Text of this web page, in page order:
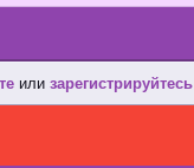
или зарегистрируйтесь